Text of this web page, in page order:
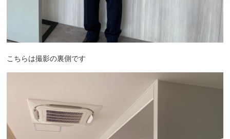
こちらは撮影の裏側です